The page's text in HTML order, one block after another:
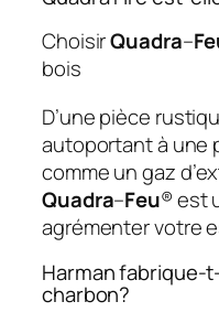
ChoisirQuadra–
bois
D’une pièce
autoportant à une
comme un gaz
Quadra–Feu® est
agrémenter votre
Harman fabrique-
charbon?